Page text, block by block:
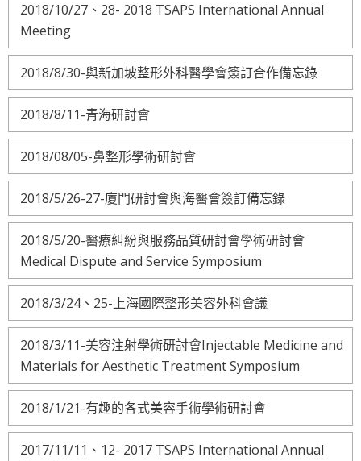
2018/10/27、28- 2018 TSAPS International Annual
Meeting
2018/8/30-與新加坡整形外科醫學會簽訂合作備忘錄
2018/8/11-青海研討會
2018/08/05-鼻整形學術研討會
2018/5/26-27-廈門研討會與海醫會簽訂備忘錄
2018/5/20-醫療糾紛與服務品質研討會學術研討會
Medical Dispute and Service Symposium
2018/3/24、25-上海國際整形美容外科會議
2018/3/11-美容注射學術研討會Injectable Medicine and
Materials for Aesthetic Treatment Symposium
2018/1/21-有趣的各式美容手術學術研討會
2017/11/11、12- 2017 TSAPS International Annual